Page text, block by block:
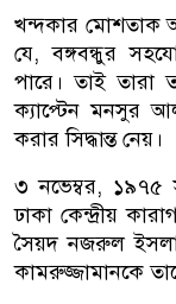
খন্দকার মোশতাক
যে, বঙ্গবন্ধুর
পারে। তাই
ক্যাপ্টেন মনসুর
করার সিদ্ধান্ত নেয়।
৩ নভেম্বর, ১৯৭৫
ঢাকা কেন্দ্রীয়
সৈয়দ নজরুল
কামরুজ্জামানকে